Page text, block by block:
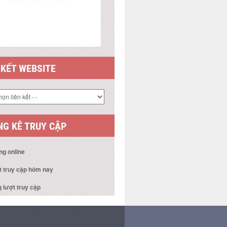
WEBSITE
KÊ TRUY CẬP
online
truy cập hôm nay
lượt truy cập